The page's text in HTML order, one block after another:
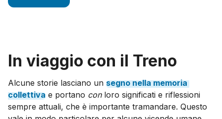
In viaggio con il Treno
Alcune storie lasciano un segno nella memoria
collettiva e portano conloro significati e riflessioni
sempre attuali, che è importante tramandare. Questo